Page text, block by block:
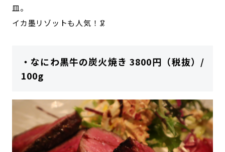
皿。
イカ墨リゾットも人気！🦑
・なにわ黒牛の炭火焼き 3800円（税抜）/
100g